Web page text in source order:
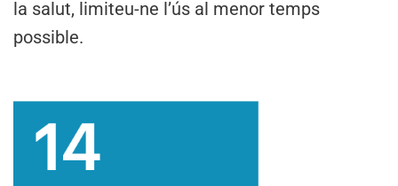
la salut, limiteu-ne l’ús al menor temps
possible.